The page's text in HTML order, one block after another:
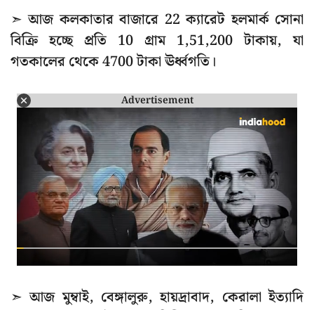
➣ আজ কলকাতার বাজারে 22 ক্যারেট হলমার্ক সোনা
বিক্রি হচ্ছে প্রতি 10 গ্রাম 1,51,200 টাকায়, যা
গতকালের থেকে 4700 টাকা ঊর্ধ্বগতি।
Advertisement
➣ আজ মুম্বাই, বেঙ্গালুরু, হায়দ্রাবাদ, কেরালা ইত্যাদি